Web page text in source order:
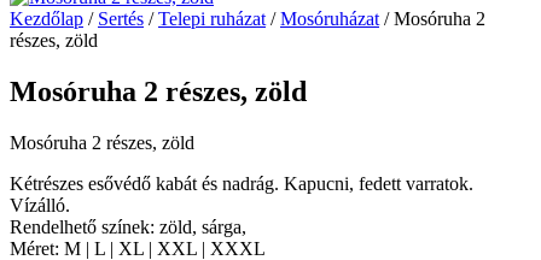
Kezdőlap / Sertés /Telepi ruházat /Mosóruházat / Mosóruha 2
részes, zöld
Mosóruha 2 részes, zöld
Mosóruha 2 részes, zöld
Kétrészes esővédő kabát és nadrág. Kapucni, fedett varratok.
Vízálló.
Rendelhető színek: zöld, sárga,
Méret: M | L | XL | XXL | XXXL